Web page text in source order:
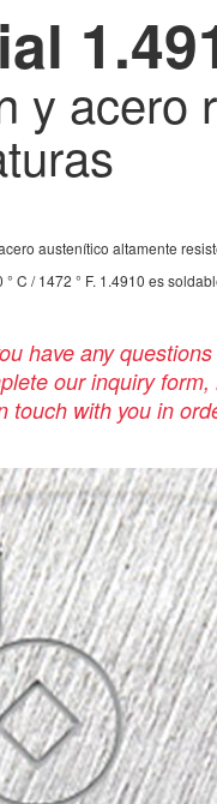
y acero
austenítico altamente
C / 1472 ° F. 1.4910 es
have any
our inquiry
touch with you in